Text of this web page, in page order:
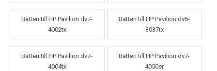
Batteri till HP Pavilion dv7-
4002tx
Batteri till HP Pavilion dv6-
3037tx
Batteri till HP Pavilion dv7-
4004tx
Batteri till HP Pavilion dv7-
4050er